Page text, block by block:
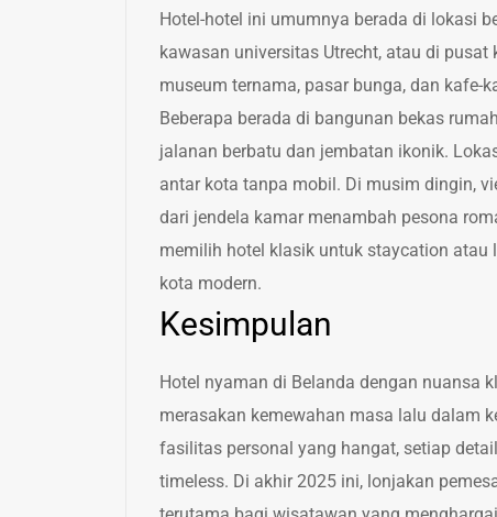
Hotel-hotel ini umumnya berada di lokasi
kawasan universitas Utrecht, atau di
museum ternama, pasar bunga, dan
Beberapa berada di bangunan bekas
jalanan berbatu dan jembatan ikonik.
antar kota tanpa mobil. Di musim dingin,
dari jendela kamar menambah pesona
memilih hotel klasik untuk staycation atau
kota modern.
Kesimpulan
Hotel nyaman di Belanda dengan nuansa
merasakan kemewahan masa lalu dalam
fasilitas personal yang hangat, setiap
timeless. Di akhir 2025 ini, lonjakan